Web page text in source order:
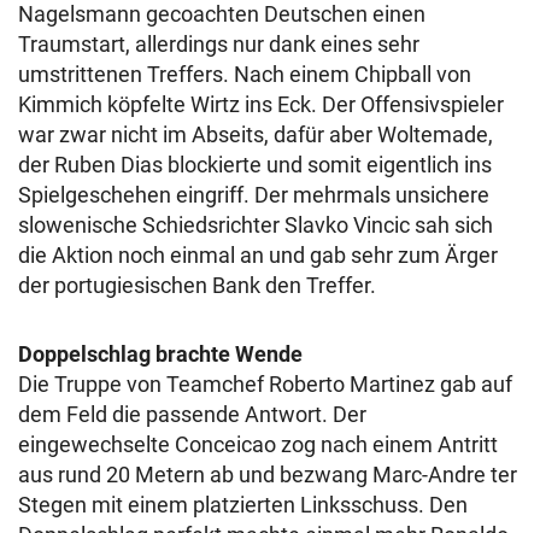
Nagelsmann gecoachten Deutschen einen
Traumstart, allerdings nur dank eines sehr
umstrittenen Treffers. Nach einem Chipball von
Kimmich köpfelte Wirtz ins Eck. Der Offensivspieler
war zwar nicht im Abseits, dafür aber Woltemade,
der Ruben Dias blockierte und somit eigentlich ins
Spielgeschehen eingriff. Der mehrmals unsichere
slowenische Schiedsrichter Slavko Vincic sah sich
die Aktion noch einmal an und gab sehr zum Ärger
der portugiesischen Bank den Treffer.
Doppelschlag brachte Wende
Die Truppe von Teamchef Roberto Martinez gab auf
dem Feld die passende Antwort. Der
eingewechselte Conceicao zog nach einem Antritt
aus rund 20 Metern ab und bezwang Marc-Andre ter
Stegen mit einem platzierten Linksschuss. Den